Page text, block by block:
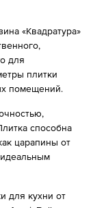
«Квадратура»
для
плитки
помещений.
способна
царапины от
для кухни от